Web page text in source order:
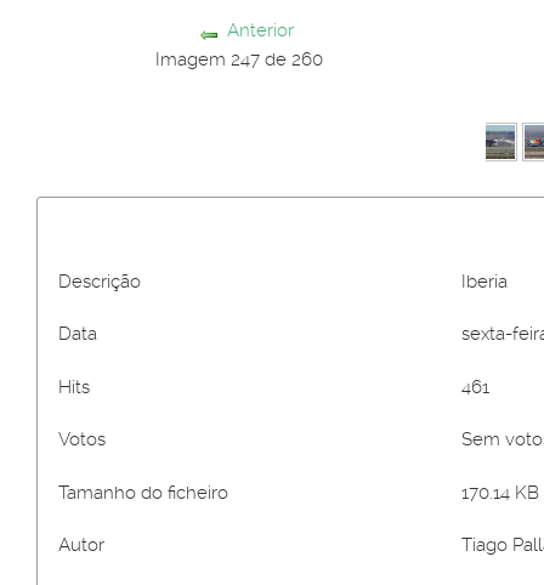
Anterior
Imagem 247 de 260
Descrição Iberia
Data sexta-
Hits 461
Votos Sem
Tamanho do ficheiro 170.14
Autor Tiago